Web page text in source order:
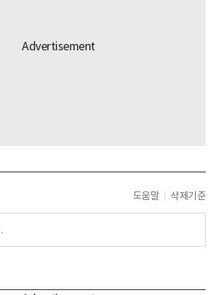
도움말 삭제기준